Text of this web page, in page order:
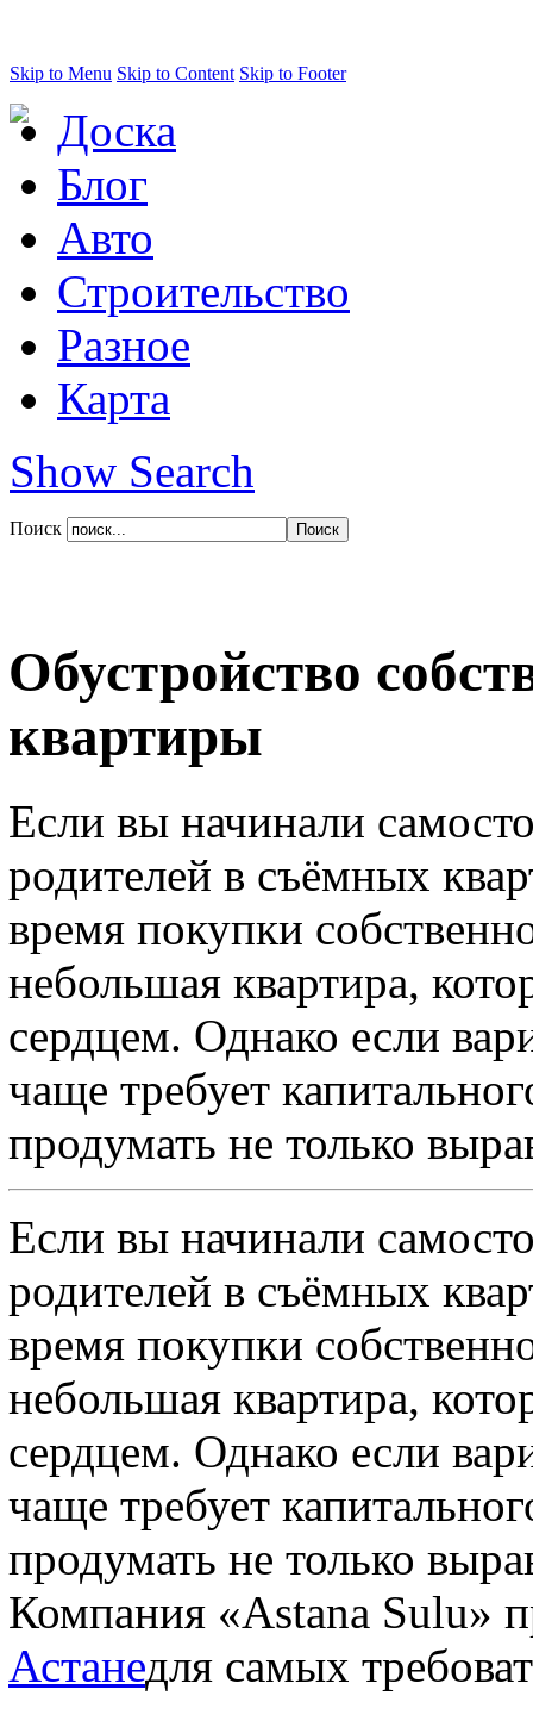
Skip to Menu Skip to Content Skip to Footer
Доска
Блог
Авто
Строительство
Разное
Карта
Show Search
Поиск
Обустройство
квартиры
Если вы начинали
родителей в съёмных
время покупки
небольшая квартира,
сердцем. Однако если
чаще требует
продумать не только
Если вы начинали
родителей в съёмных
время покупки
небольшая квартира,
сердцем. Однако если
чаще требует
продумать не только
Компания «Astana Sulu»
Астанедля самых